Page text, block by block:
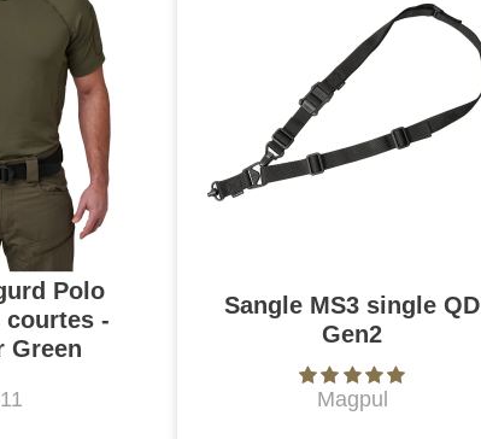
Polo
courtes -
Green
Sangle MS3 single QD
Gen2
Magpul